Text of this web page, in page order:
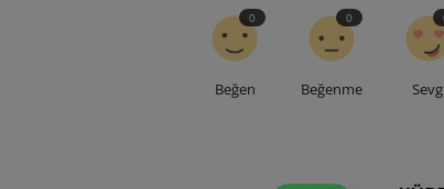
Beğen
0
Beğenme
0
Sevgi